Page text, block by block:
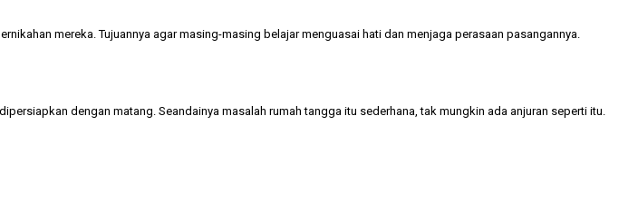
mereka. Tujuannya agar masing-masing belajar menguasai hati dan menjaga perasaan pasangannya.
dengan matang. Seandainya masalah rumah tangga itu sederhana, tak mungkin ada anjuran seperti itu.